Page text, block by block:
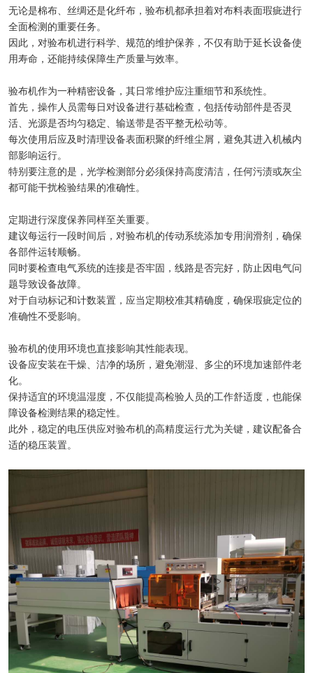
无论是棉布、丝绸还是化纤布，验布机都承担着对布料表面瑕疵进行
全面检测的重要任务。
因此，对验布机进行科学、规范的维护保养，不仅有助于延长设备使
用寿命，还能持续保障生产质量与效率。
验布机作为一种精密设备，其日常维护应注重细节和系统性。
首先，操作人员需每日对设备进行基础检查，包括传动部件是否灵
活、光源是否均匀稳定、输送带是否平整无松动等。
每次使用后应及时清理设备表面积聚的纤维尘屑，避免其进入机械内
部影响运行。
特别要注意的是，光学检测部分必须保持高度清洁，任何污渍或灰尘
都可能干扰检验结果的准确性。
定期进行深度保养同样至关重要。
建议每运行一段时间后，对验布机的传动系统添加专用润滑剂，确保
各部件运转顺畅。
同时要检查电气系统的连接是否牢固，线路是否完好，防止因电气问
题导致设备故障。
对于自动标记和计数装置，应当定期校准其精确度，确保瑕疵定位的
准确性不受影响。
验布机的使用环境也直接影响其性能表现。
设备应安装在干燥、洁净的场所，避免潮湿、多尘的环境加速部件老
化。
保持适宜的环境温湿度，不仅能提高检验人员的工作舒适度，也能保
障设备检测结果的稳定性。
此外，稳定的电压供应对验布机的高精度运行尤为关键，建议配备合
适的稳压装置。